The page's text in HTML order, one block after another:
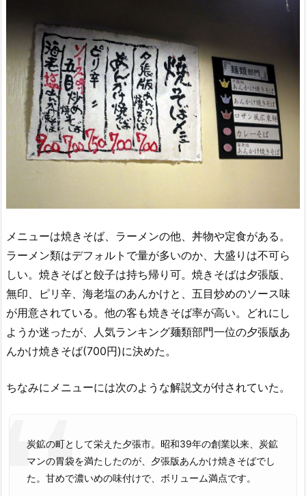
メニューは焼きそば、ラーメンの他、丼物や定食がある。
ラーメン類はデフォルトで量が多いのか、大盛りは不可ら
しい。焼きそばと餃子は持ち帰り可。焼きそばは夕張版、
無印、ピリ辛、海老塩のあんかけと、五目炒めのソース味
が用意されている。他の客も焼きそば率が高い。どれにし
ようか迷ったが、人気ランキング麺類部門一位の夕張版あ
んかけ焼きそば(700円)に決めた。
ちなみにメニューには次のような解説文が付されていた。
炭鉱の町として栄えた夕張市。昭和39年の創業以来、炭鉱
マンの胃袋を満たしたのが、夕張版あんかけ焼きそばでし
た。甘めで濃いめの味付けで、ボリューム満点です。